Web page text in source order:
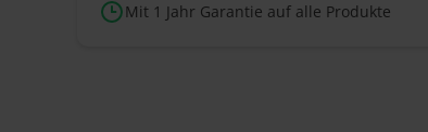
Mit 1 Jahr Garantie auf alle Produkte